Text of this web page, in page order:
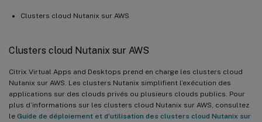
Clusters cloud Nutanix sur AWS
Clusters cloud Nutanix sur AWS
Citrix Virtual Apps and Desktops prend en charge les clusters cloud
Nutanix sur AWS. Les clusters Nutanix simplifient l’exécution des
applications sur des clouds privés ou plusieurs clouds publics. Pour
plus d’informations sur les clusters cloud Nutanix sur AWS, consultez
le Guide de déploiement et d’utilisation des clusters cloud Nutanix sur